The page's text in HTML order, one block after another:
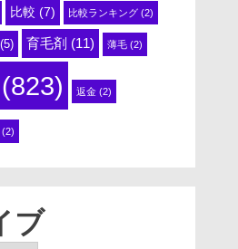
比較 (7) 比較ランキング (2)
(5) 育毛剤 (11) 薄毛 (2)
(823) 返金 (2)
(2)
ブ